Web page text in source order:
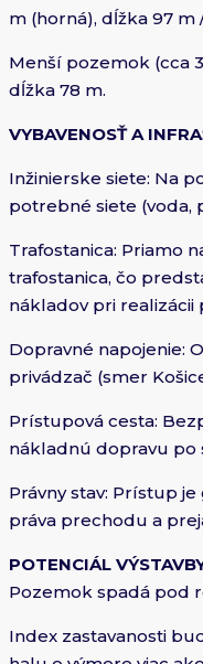
m (horná), dĺžka 97 m
Menší pozemok (cca
dĺžka 78 m.
VYBAVENOSŤ A
Inžinierske siete: Na
potrebné siete (voda,
Trafostanica: Priamo
trafostanica, čo
nákladov pri realizácii
Dopravné napojenie:
privádzač (smer
Prístupová cesta:
nákladnú dopravu po
Právny stav: Prístup
práva prechodu a
POTENCIÁL
Pozemok spadá pod
Index zastavanosti